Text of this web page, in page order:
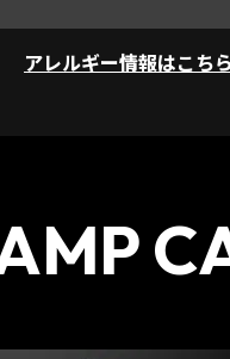
アレルギー情報はこちら